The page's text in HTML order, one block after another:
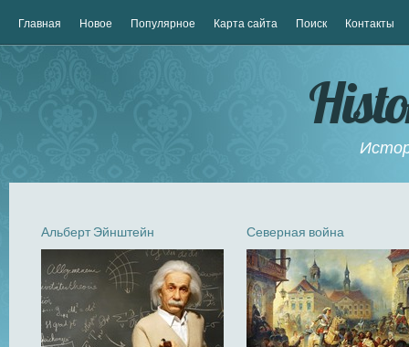
Главная Новое Популярное Карта сайта Поиск Контакты
Альберт Эйнштейн Северная война